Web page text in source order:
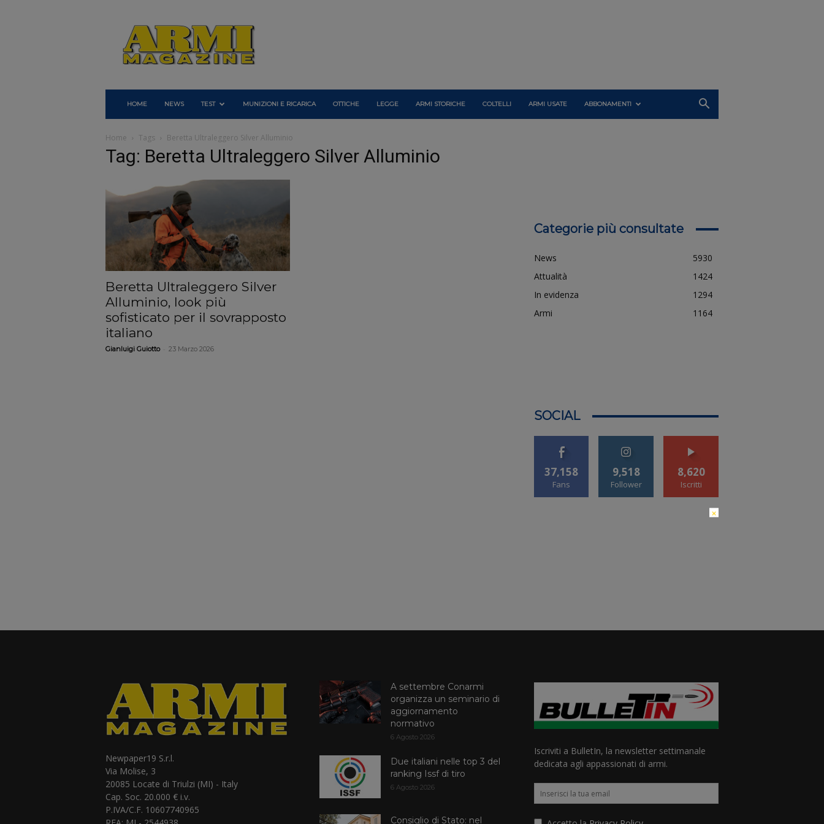
Armi
Magazine
HOME NEWS TEST MUNIZIONI E RICARICA OTTICHE LEGGE ARMI STORICHE COLTELLI ARMI USATE ABBONAMENTI
Home Tags Beretta Ultraleggero Silver Alluminio
Tag: Beretta Ultraleggero Silver Alluminio
Beretta Ultraleggero Silver
Alluminio, look più
sofisticato per il sovrapposto
italiano
Gianluigi Guiotto 23 Marzo 2026
Categorie più consultate
News
5930
Attualità
1424
In evidenza
1294
Armi
1164
SOCIAL
37,158
Fans
9,518
Follower
8,620
Iscritti
Newpaper19 S.r.l.
Via Molise, 3
20085 Locate di Triulzi (MI) - Italy
Cap. Soc. 20.000 € i.v.
P.IVA/C.F. 10607740965
A settembre Conarmi
organizza un seminario di
aggiornamento
normativo
6 Agosto 2026
Due italiani nelle top 3 del
ranking Issf di tiro
6 Agosto 2026
Consiglio di Stato: nel
Iscriviti a BulletIn, la newsletter settimanale
dedicata agli appassionati di armi.
×